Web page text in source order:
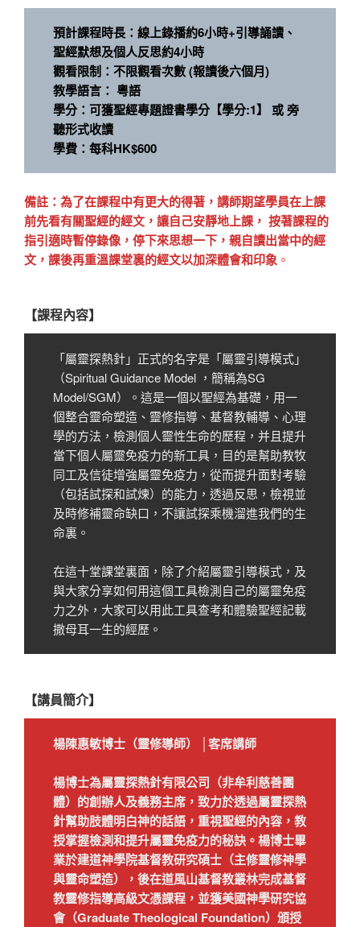
預計課程時長：線上錄播約6小時+引導誦讀、
聖經默想及個人反思約4小時
觀看限制：不限觀看次數 (報讀後六個月)
教學語言： 粵語
學分：可獲聖經專題證書學分【學分:1】 或 旁
聽形式收讀
學費：每科HK$600
備註：為了在課程中有更大的得著，講師期望學員在上課
前先看有關聖經的經文，讓自己安靜地上課， 按著課程的
指引適時暫停錄像，停下來思想一下，親自讀出當中的經
文，課後再重溫課堂裏的經文以加深體會和印象 。
【課程內容】
「屬靈探熱針」正式的名字是「屬靈引導模式」
（Spiritual Guidance Model ，簡稱為SG
Model/SGM）。這是一個以聖經為基礎，用一
個整合靈命塑造、靈修指導、基督教輔導、心理
學的方法，檢測個人靈性生命的歷程，并且提升
當下個人屬靈免疫力的新工具，目的是幫助教牧
同工及信徒增強屬靈免疫力，從而提升面對考驗
（包括試探和試煉）的能力，透過反思，檢視並
及時修補靈命缺口，不讓試探乘機溜進我們的生
命裏。
在這十堂課堂裏面，除了介紹屬靈引導模式，及
與大家分享如何用這個工具檢測自己的屬靈免疫
力之外，大家可以用此工具查考和體驗聖經記載
撒母耳一生的經歷。
【講員簡介】
楊陳惠敏博士（靈修導師） │客席講師
楊博士為屬靈探熱針有限公司（非牟利慈善團
體）的創辦人及義務主席，致力於透過屬靈探熱
針幫助肢體明白神的話語，重視聖經的內容，教
授掌握檢測和提升屬靈免疫力的秘訣。楊博士畢
業於建道神學院基督教研究碩士（主修靈修神學
與靈命塑造），後在道風山基督教叢林完成基督
教靈修指導高級文憑課程，並獲美國神學研究協
會（Graduate Theological Foundation）頒授